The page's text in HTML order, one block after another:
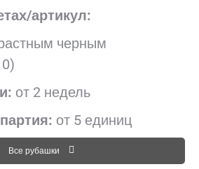
артикул:
черным
от 2 недель
от 5 единиц
Все рубашки